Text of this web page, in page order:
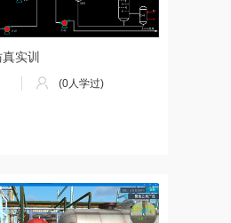
实训
(0人学过)